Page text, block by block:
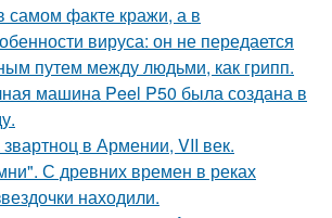
самом факте кражи, а в
вируса: он не передается
путем между людьми, как грипп.
машина Peel P50 была создана в
в Армении, VII век.
С древних времен в реках
находили.